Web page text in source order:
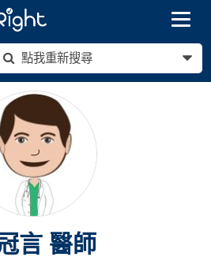
Toggle
點我重新搜尋
言 醫師